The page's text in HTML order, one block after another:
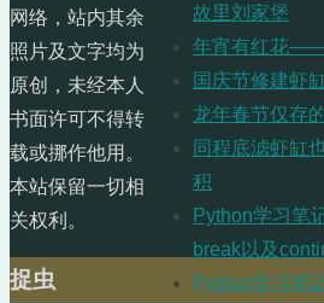
故里刘家堡
年宵有红花
国庆节修建虾
龙年春节仅存
同程底滤虾缸
积
Python学习笔
break以及
Python学习笔
网络，站内其余
照片及文字均为
原创，未经本人
书面许可不得转
载或挪作他用。
本站保留一切相
关权利。
捉虫